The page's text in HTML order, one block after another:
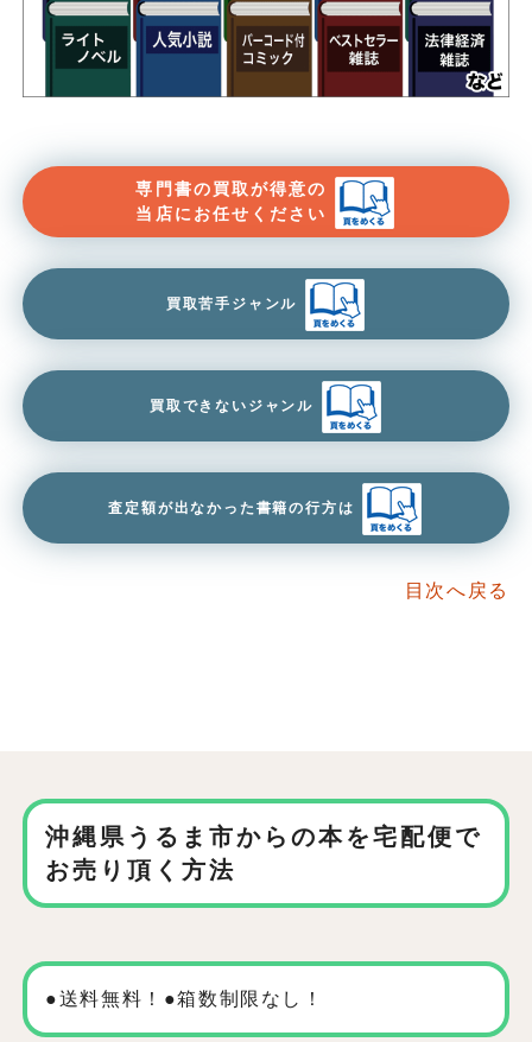
専門書の買取が得意の
当店にお任せください
買取苦手ジャンル
買取できないジャンル
査定額が出なかった書籍の行方は
目次へ戻る
沖縄県うるま市からの本を宅配便で
お売り頂く方法
●送料無料！●箱数制限なし！